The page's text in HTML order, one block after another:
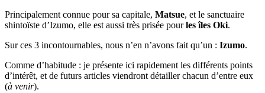
Principalement connue pour sa capitale, Matsue, et le sanctuaire
shintoïste d’Izumo, elle est aussi très prisée pourles îles Oki.
Sur ces 3 incontournables, nous n’en n’avons fait qu’un : Izumo.
Comme d’habitude : je présente ici rapidement les différents points
d’intérêt, et de futurs articles viendront détailler chacun d’entre eux
(à venir).